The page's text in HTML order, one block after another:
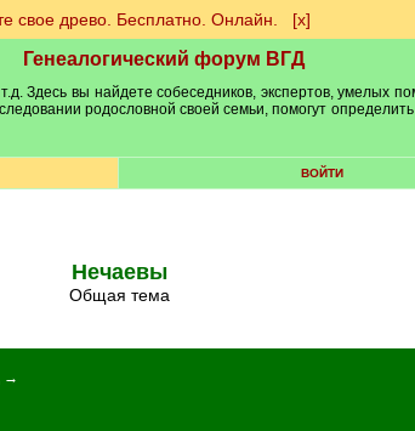
свое древо. Бесплатно. Онлайн. [х]
Генеалогический форум ВГД
Здесь вы найдете собеседников, экспертов, умелых
родословной своей семьи, помогут
ВОЙТИ
Нечаевы
Общая тема
→